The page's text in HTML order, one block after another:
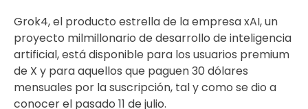
Grok4, el producto estrella de la empresa xAI, un
proyecto milmillonario de desarrollo de inteligencia
artificial, está disponible para los usuarios premium
de X y para aquellos que paguen 30 dólares
mensuales por la suscripción, tal y como se dio a
conocer el pasado 11 de julio.